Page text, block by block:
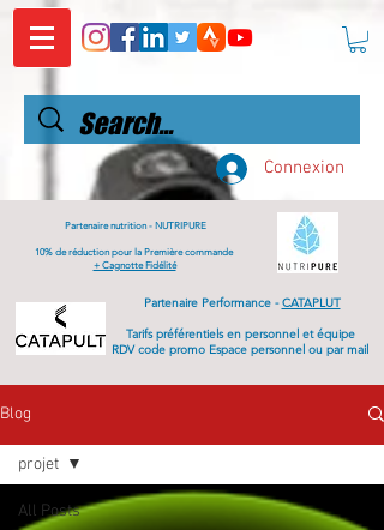
Connexion
Partenaire nutrition - NUTRIPURE
10% de réduction pour la Première commande
+ Cagnotte Fidélité
Partenaire Performance -CATAPLUT
Tarifspréférentielsen personnel et équipe
RDV code promo Espace personnel ou par mail
Blog
All Posts
projet